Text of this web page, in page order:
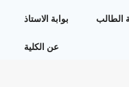
بوابة الاستاذ الطالب
عن الكلية